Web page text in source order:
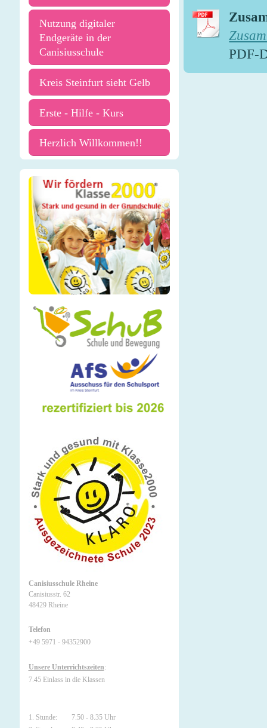
PDF-
Nutzung digitaler
Endgeräte in der
Canisiusschule
Kreis Steinfurt sieht Gelb
Erste - Hilfe - Kurs
Herzlich Willkommen!!
Canisiusschule Rheine
Canisiusstr. 62
48429 Rheine
Telefon
+49 5971 - 94352900
Unsere Unterrichtszeiten:
7.45 Einlass in die Klassen
1. Stunde: 7.50 - 8.35 Uhr